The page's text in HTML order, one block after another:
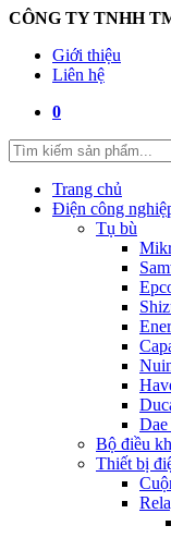
CÔNG TY TNHH
Giới thiệu
Liên hệ
0
Trang chủ
Điện công
Tụ bù
Dae
Bộ điều
Thiết bị